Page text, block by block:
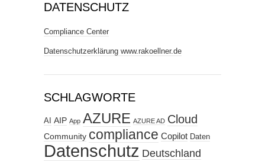
DATENSCHUTZ
Compliance Center
Datenschutzerklärung www.rakoellner.de
SCHLAGWORTE
AI AIP App AZURE AZURE AD Cloud
Community compliance Copilot Daten
Datenschutz Deutschland